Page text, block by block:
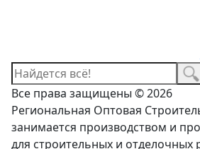
Все права защищены © 2026
Региональная Оптовая
занимается производством и
для строительных и отделочных